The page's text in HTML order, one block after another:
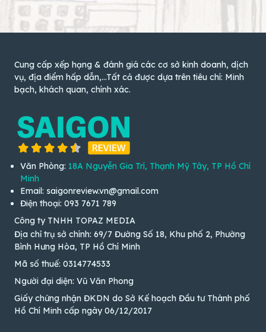
Cung cấp xếp hạng & đánh giá các cơ sở kinh doanh, dịch
vụ, địa điểm hấp dẫn,...Tất cả được dựa trên tiêu chí: Minh
bạch, khách quan, chính xác.
Văn Phòng: 18A Nguyễn Gia Trí, Thạnh Mỹ Tây, TP Hồ Chí
Minh
Email: saigonreview.vn@gmail.com
Điện thoại: 093 7671 789
Công ty TNHH TOPAZ MEDIA
Địa chỉ trụ sở chính: 69/7 Đường Số 18, Khu phố 2, Phường
Bình Hưng Hòa, TP Hồ Chí Minh
Mã số thuế: 0314774533
Người đại diện: Vũ Văn Phong
Giấy chứng nhận ĐKDN do Sở Kế hoạch Đầu tư Thành phố
Hồ Chí Minh cấp ngày 06/12/2017